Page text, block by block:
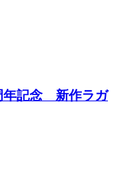
年記念 新作ラガ